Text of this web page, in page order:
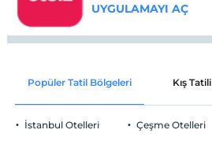
UYGULAMAYI AÇ
Popüler Tatil Bölgeleri Kış Tatili
İstanbul Otelleri Çeşme Otelleri